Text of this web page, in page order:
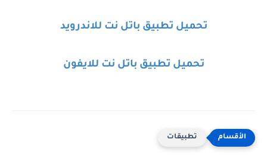
تحميل تطبيق باتل نت للاندرويد
تحميل تطبيق باتل نت للايفون
تطبيقات